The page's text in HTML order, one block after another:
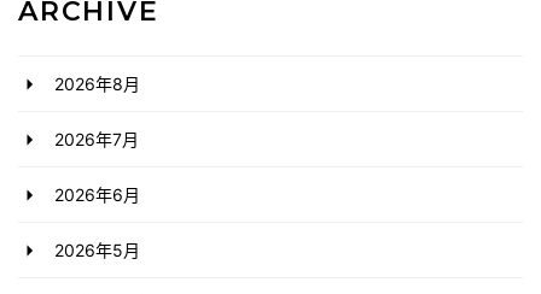
ARCHIVE
2026年8月
2026年7月
2026年6月
2026年5月